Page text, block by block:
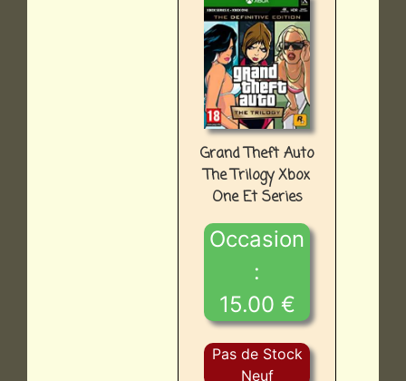
Grand Theft Auto
The Trilogy Xbox
One Et Series
Occasion
:
15.00 €
Pas de Stock
Neuf